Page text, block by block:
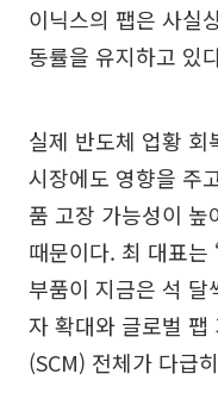
이닉스의 팹은 사실
동률을 유지하고 있
실제 반도체 업황 회
시장에도 영향을 주
품 고장 가능성이 높
때문이다. 최 대표는
부품이 지금은 석 달
자 확대와 글로벌 팹
(SCM) 전체가 다급